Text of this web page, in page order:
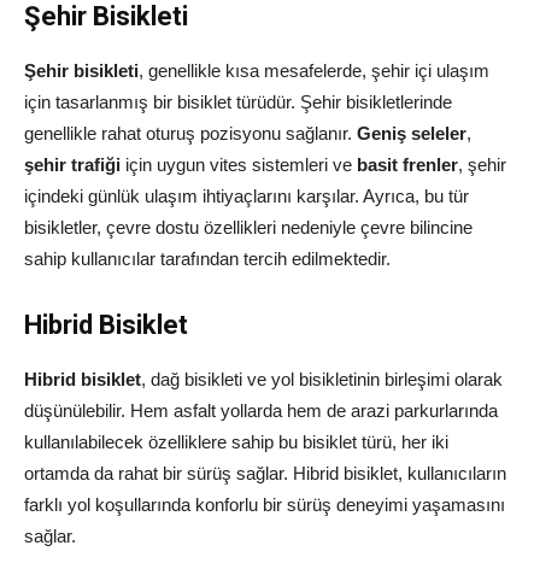
Şehir Bisikleti
Şehir bisikleti, genellikle kısa mesafelerde, şehir içi ulaşım
için tasarlanmış bir bisiklet türüdür. Şehir bisikletlerinde
genellikle rahat oturuş pozisyonu sağlanır. Geniş seleler,
şehir trafiği için uygun vites sistemleri ve basit frenler, şehir
içindeki günlük ulaşım ihtiyaçlarını karşılar. Ayrıca, bu tür
bisikletler, çevre dostu özellikleri nedeniyle çevre bilincine
sahip kullanıcılar tarafından tercih edilmektedir.
Hibrid Bisiklet
Hibrid bisiklet, dağ bisikleti ve yol bisikletinin birleşimi olarak
düşünülebilir. Hem asfalt yollarda hem de arazi parkurlarında
kullanılabilecek özelliklere sahip bu bisiklet türü, her iki
ortamda da rahat bir sürüş sağlar. Hibrid bisiklet, kullanıcıların
farklı yol koşullarında konforlu bir sürüş deneyimi yaşamasını
sağlar.